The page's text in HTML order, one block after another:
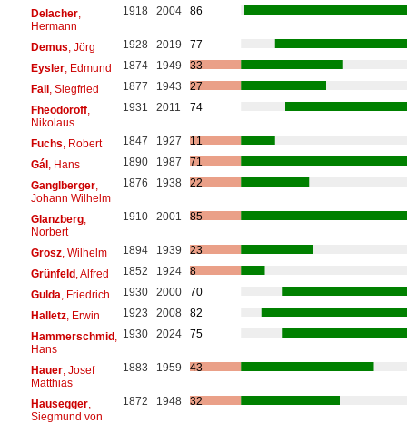
Delacher,
Hermann
1918 2004 86
Demus , Jörg 1928 2019
77
Eysler, Edmund 1874 1949
33
Fall, Siegfried 1877 1943
27
Fheodoroff,
Nikolaus
1931 2011 74
Fuchs , Robert 1847 1927
11
Gál, Hans 1890 1987
71
Ganglberger,
Johann Wilhelm
1876 1938 22
Glanzberg,
Norbert
1910 2001 85
Grosz, Wilhelm 1894 1939
23
Grünfeld, Alfred 1852 1924
8
Gulda , Friedrich 1930 2000
70
Halletz, Erwin 1923 2008
82
Hammerschmid,
Hans
1930 2024 75
Hauer, Josef
Matthias
1883 1959 43
Hausegger,
Siegmund von
1872 1948 32